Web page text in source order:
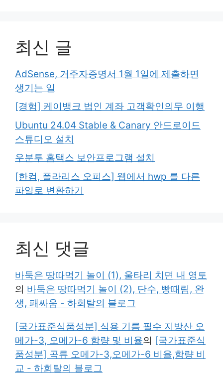
최신 글
AdSense, 거주자증명서 1월 1일에 제출하면
생기는 일
[경험] 케이뱅크 법인 계좌 고객확인의무 이행
Ubuntu 24.04 Stable & Canary 안드로이드
스튜디오 설치
우분투 홈택스 보안프로그램 설치
[한컴, 폴라리스 오피스] 웹에서 hwp 를 다른
파일로 변환하기
최신 댓글
바둑은 땅따먹기 놀이 (1), 울타리 치면 내 영토
의 바둑은 땅따먹기 놀이 (2), 단수, 빵때림, 완
생, 패싸움 - 하회탈의 블로그
[국가표준식품성분] 식용 기름 필수 지방산 오
메가-3, 오메가-6 함량 및 비율의 [국가표준식
품성분] 곡류 오메가-3,오메가-6 비율,함량 비
교 - 하회탈의 블로그